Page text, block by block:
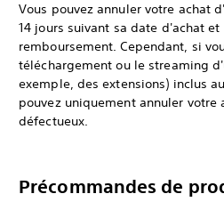
Vous pouvez annuler votre achat
14 jours suivant sa date d'achat
remboursement. Cependant, si
téléchargement ou le streaming
exemple, des extensions) inclus
pouvez uniquement annuler
défectueux.
Précommandes de